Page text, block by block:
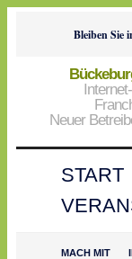
Bleiben Sie
Neuer
START
MACH MIT